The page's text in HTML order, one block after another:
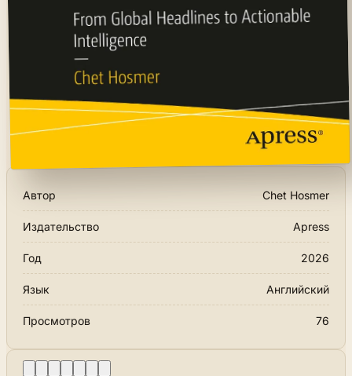
Автор Chet Hosmer
Издательство Apress
Год 2026
Язык Английский
Просмотров 76